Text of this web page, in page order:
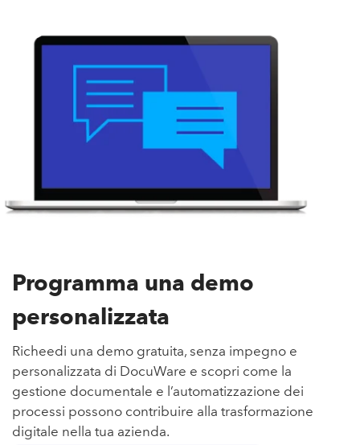
Programma una demo
personalizzata
Richeedi una demo gratuita, senza impegno e
personalizzata di DocuWare e scopri come la
gestione documentale e l’automatizzazione dei
processi possono contribuire alla trasformazione
digitale nella tua azienda.